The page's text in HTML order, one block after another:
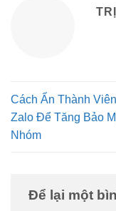
Cách Ẩn Thành
Zalo Để Tăng Bảo
Nhóm
Để lại một